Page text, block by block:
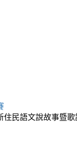
民語文說故事暨